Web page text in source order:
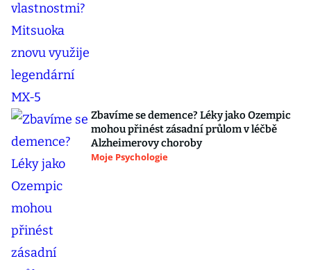
Zbavíme se demence? Léky jako Ozempic
mohou přinést zásadní průlom v léčbě
Alzheimerovy choroby
Moje Psychologie